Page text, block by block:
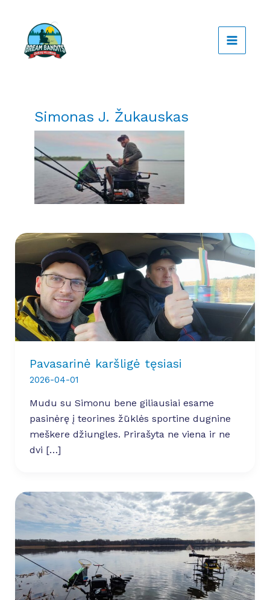
turinio
Simonas J. Žukauskas
Pavasarinė karšligė tęsiasi
2026-04-01
Mudu su Simonu bene giliausiai esame
pasinėrę į teorines žūklės sportine dugnine
meškere džiungles. Prirašyta ne viena ir ne
dvi […]